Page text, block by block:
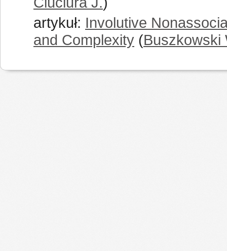
artykuł: Involutive
and Complexity (Buszkowski